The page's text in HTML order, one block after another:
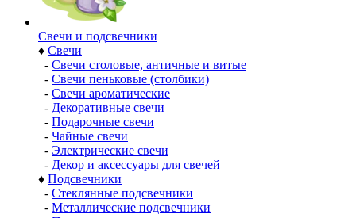
Свечи и подсвечники
♦ Свечи
- Свечи столовые, античные и витые
- Свечи пеньковые (столбики)
- Свечи ароматические
- Декоративные свечи
- Подарочные свечи
- Чайные свечи
- Электрические свечи
- Декор и аксессуары для свечей
♦ Подсвечники
- Стеклянные подсвечники
- Металлические подсвечники